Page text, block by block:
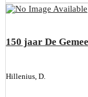
150 jaar De
Hillenius, D.